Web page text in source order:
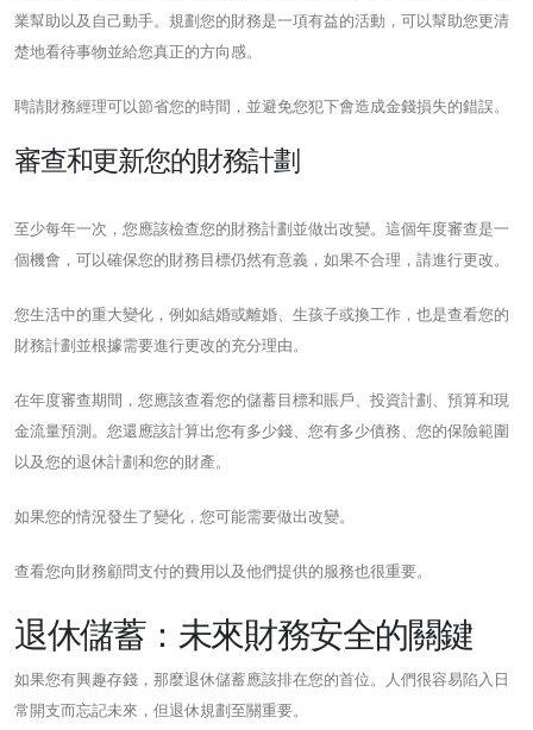
業幫助以及自己動手。規劃您的財務是一項有益的活動，可以幫助您更清
楚地看待事物並給您真正的方向感。
聘請財務經理可以節省您的時間，並避免您犯下會造成金錢損失的錯誤。
審查和更新您的財務計劃
至少每年一次，您應該檢查您的財務計劃並做出改變。這個年度審查是一
個機會，可以確保您的財務目標仍然有意義，如果不合理，請進行更改。
您生活中的重大變化，例如結婚或離婚、生孩子或換工作，也是查看您的
財務計劃並根據需要進行更改的充分理由。
在年度審查期間，您應該查看您的儲蓄目標和賬戶、投資計劃、預算和現
金流量預測。您還應該計算出您有多少錢、您有多少債務、您的保險範圍
以及您的退休計劃和您的財產。
如果您的情況發生了變化，您可能需要做出改變。
查看您向財務顧問支付的費用以及他們提供的服務也很重要。
退休儲蓄：未來財務安全的關鍵
如果您有興趣存錢，那麼退休儲蓄應該排在您的首位。人們很容易陷入日
常開支而忘記未來，但退休規劃至關重要。